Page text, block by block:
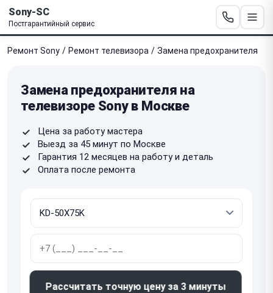
Sony-SC
Постгарантийный сервис
Ремонт Sony / Ремонт телевизора / Замена предохранителя
Замена предохранителя на
телевизоре Sony в Москве
Цена за работу мастера
Выезд за 45 минут по Москве
Гарантия 12 месяцев на работу и деталь
Оплата после ремонта
Рассчитать точную цену за 3 минуты